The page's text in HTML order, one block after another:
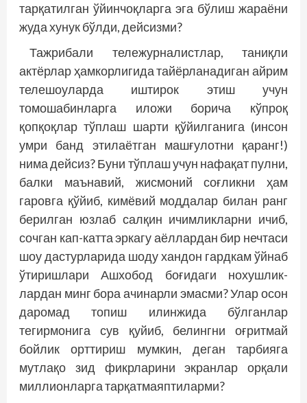
тарқатилган ўйинчоқларга эга бўлиш жараёни
жуда хунук бўлди, дейсизми?
Тажрибали тележурналистлар, таниқли
актёрлар ҳамкорлигида тайёрланадиган айрим
телешоуларда иштирок этиш учун
томошабинларга иложи борича кўпроқ
қопқоқлар тўплаш шарти қўйилганига (инсон
умри банд этилаётган машғулотни қаранг!)
нима дейсиз? Буни тўплаш учун нафақат пулни,
балки маънавий, жисмоний соғликни ҳам
гаровга қўйиб, кимёвий моддалар билан ранг
берилган юзлаб салқин ичимлик­ларни ичиб,
сочган кап-катта эркагу аёллардан бир нечтаси
шоу дастурларида шоду хандон гардкам ўйнаб
ўтиришлари Ашхобод боғидаги нохушлик­
лардан минг бора ачинарли эмасми? Улар осон
даромад топиш илинжида бўлганлар
тегирмонига сув қуйиб, белингни оғритмай
бойлик орттириш мумкин, деган тарбияга
мутлақо зид фикрларини экранлар орқали
миллионларга тарқатмаяптиларми?